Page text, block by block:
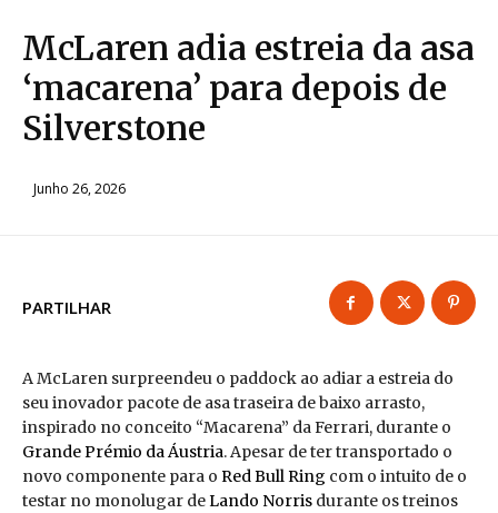
McLaren adia estreia da asa
‘macarena’ para depois de
Silverstone
Junho 26, 2026
PARTILHAR
A McLaren surpreendeu o paddock ao adiar a estreia do
seu inovador pacote de asa traseira de baixo arrasto,
inspirado no conceito “Macarena” da Ferrari, durante o
Grande Prémio da Áustria. Apesar de ter transportado o
novo componente para o Red Bull Ring com o intuito de o
testar no monolugar deLando Norris durante os treinos